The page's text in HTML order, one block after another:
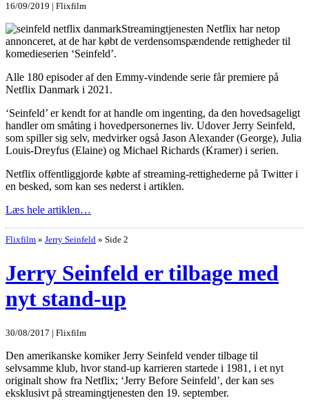
16/09/2019 | Flixfilm
Streamingtjenesten Netflix har netop
annonceret, at de har købt de verdensomspændende rettigheder til
komedieserien ‘Seinfeld’.
Alle 180 episoder af den Emmy-vindende serie får premiere på
Netflix Danmark i 2021.
‘Seinfeld’ er kendt for at handle om ingenting, da den hovedsageligt
handler om småting i hovedpersonernes liv. Udover Jerry Seinfeld,
som spiller sig selv, medvirker også Jason Alexander (George), Julia
Louis-Dreyfus (Elaine) og Michael Richards (Kramer) i serien.
Netflix offentliggjorde købte af streaming-rettighederne på Twitter i
en besked, som kan ses nederst i artiklen.
Læs hele artiklen…
Flixfilm » Jerry Seinfeld » Side 2
Jerry Seinfeld er tilbage med
nyt stand-up
30/08/2017 | Flixfilm
Den amerikanske komiker Jerry Seinfeld vender tilbage til
selvsamme klub, hvor stand-up karrieren startede i 1981, i et nyt
originalt show fra Netflix; ‘Jerry Before Seinfeld’, der kan ses
eksklusivt på streamingtjenesten den 19. september.